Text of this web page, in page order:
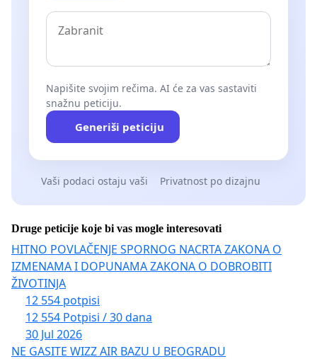
Napišite svojim rečima. AI će za vas sastaviti
snažnu peticiju.
Generiši peticiju
Vaši podaci ostaju vaši Privatnost po dizajnu
Druge peticije koje bi vas mogle interesovati
HITNO POVLAČENJE SPORNOG NACRTA ZAKONA O
IZMENAMA I DOPUNAMA ZAKONA O DOBROBITI
ŽIVOTINJA
12 554 potpisi
12 554 Potpisi / 30 dana
30 Jul 2026
NE GASITE WIZZ AIR BAZU U BEOGRADU